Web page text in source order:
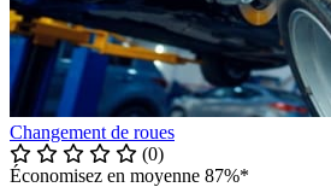
Changement de roues
(0)
Économisez en moyenne 87%*